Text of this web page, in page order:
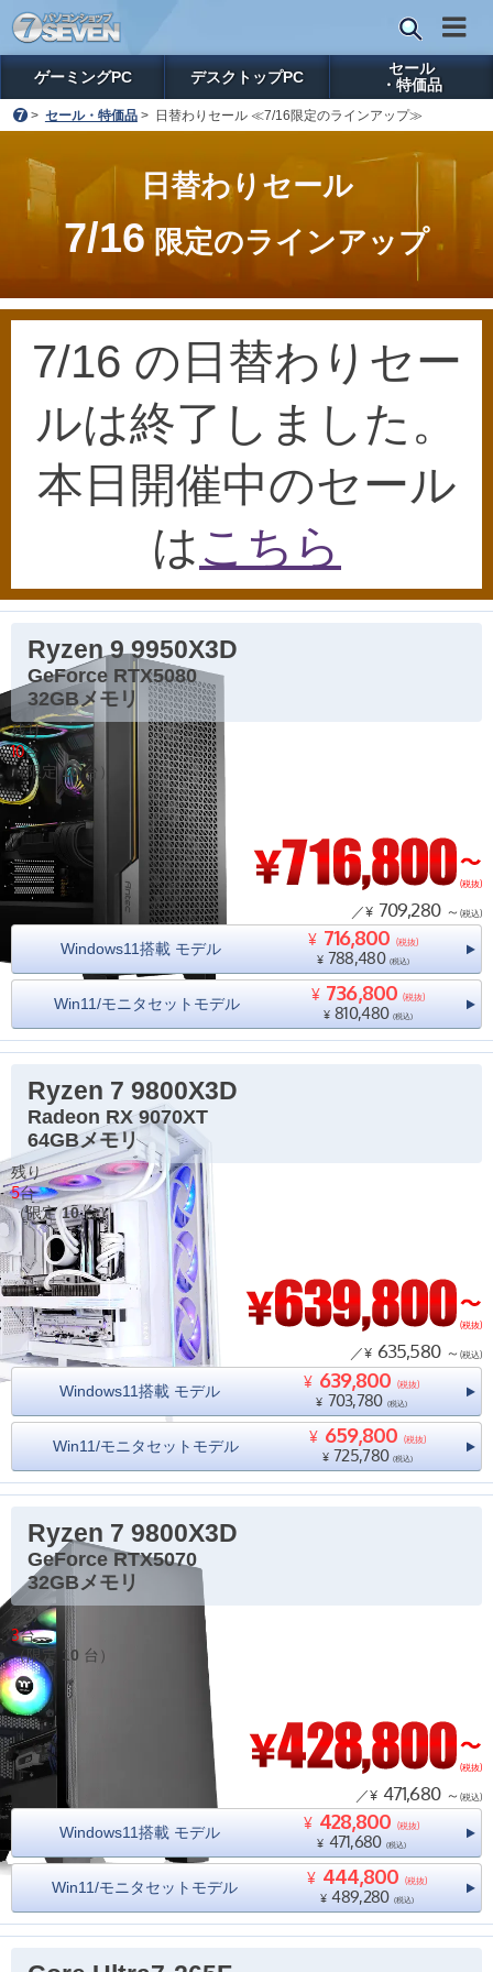
ゲーミングPC デスクトップPC
セール
・特価品
> セール・特価品> 日替わりセール ≪7/16限定のラインアップ≫
日替わりセール
7/16 限定のラインアップ
7/16 の日替わりセー
ルは終了しました。
本日開催中のセール
は こちら
Ryzen 9 9950X3D
GeForce RTX5080
32GBメモリ
残り
10台
（限定10台）
(税抜)
／¥ 709,280 ～ (税込)
Windows11搭載 モデル ¥ 716,800 (税抜)
¥ 788,480 (税込)
Win11/モニタセットモデル ¥ 736,800 (税抜)
¥ 810,480 (税込)
Ryzen 7 9800X3D
Radeon RX 9070XT
64GBメモリ
残り
5台
（限定10台）
(税抜)
／¥ 635,580 ～ (税込)
Windows11搭載 モデル ¥ 639,800 (税抜)
¥ 703,780 (税込)
Win11/モニタセットモデル ¥ 659,800 (税抜)
¥ 725,780 (税込)
Ryzen 7 9800X3D
GeForce RTX5070
32GBメモリ
残り
3台
（限定 10 台）
(税抜)
／¥ 471,680 ～ (税込)
Windows11搭載 モデル ¥ 428,800 (税抜)
¥ 471,680 (税込)
Win11/モニタセットモデル ¥ 444,800 (税抜)
¥ 489,280 (税込)